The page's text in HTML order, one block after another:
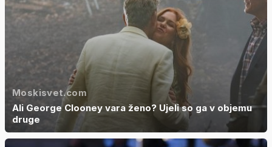
Moskisvet.com
Ali George Clooney vara ženo? Ujeli so ga v objemu
druge